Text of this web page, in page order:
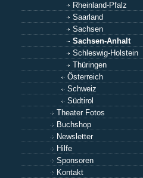
Rheinland-Pfalz
Saarland
Sachsen
Sachsen-Anhalt
Schleswig-Holstein
Thüringen
Österreich
Schweiz
Südtirol
Theater Fotos
Buchshop
Newsletter
Hilfe
Sponsoren
Kontakt